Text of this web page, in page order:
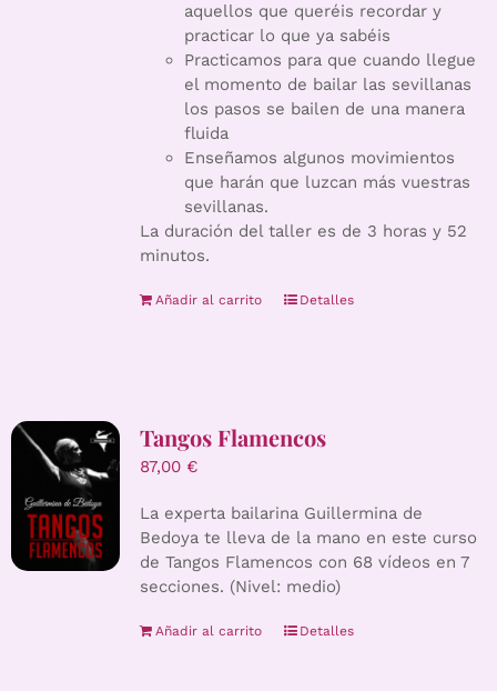
aquellos que queréis recordar y
practicar lo que ya sabéis
Practicamos para que cuando llegue
el momento de bailar las sevillanas
los pasos se bailen de una manera
fluida
Enseñamos algunos movimientos
que harán que luzcan más vuestras
sevillanas.
La duración del taller es de 3 horas y 52
minutos.
Añadir al carrito Detalles
Tangos Flamencos
87,00 €
La experta bailarina Guillermina de
Bedoya te lleva de la mano en este curso
de Tangos Flamencos con 68 vídeos en 7
secciones. (Nivel: medio)
Añadir al carrito Detalles